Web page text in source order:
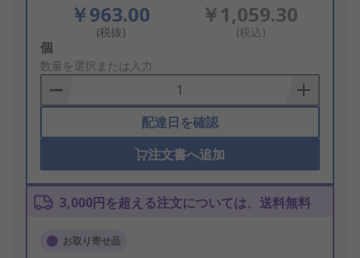
￥963.00
(税抜)
￥1,059.30
(税込)
Add
to
Basket
個
数量を選択または入力
配達日を確認
注文書へ追加
3,000円を超える注文については、送料無料
お取り寄せ品